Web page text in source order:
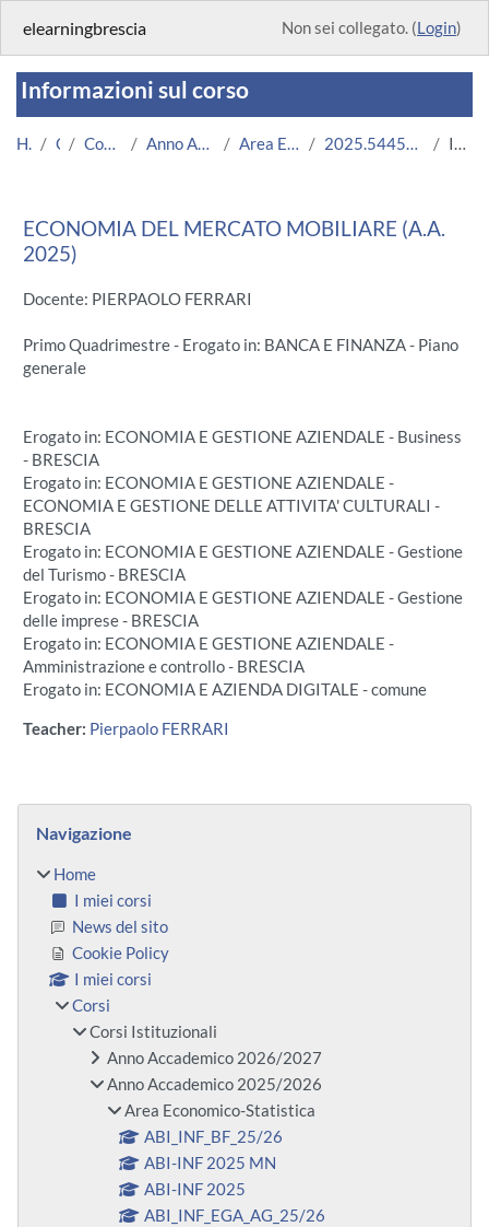
elearningbrescia Non sei collegato. (Login)
Informazioni sul corso
Home Corsi Corsi Istituzionali Anno Accademico 2025/2026 Area Economico-Statistica 2025.54454.2019.22.702776.N0_22077 Introduzione
ECONOMIA DEL MERCATO MOBILIARE (A.A.
2025)
Docente: PIERPAOLO FERRARI
Primo Quadrimestre - Erogato in: BANCA E FINANZA - Piano
generale
Erogato in: ECONOMIA E GESTIONE AZIENDALE - Business
- BRESCIA
Erogato in: ECONOMIA E GESTIONE AZIENDALE -
ECONOMIA E GESTIONE DELLE ATTIVITA' CULTURALI -
BRESCIA
Erogato in: ECONOMIA E GESTIONE AZIENDALE - Gestione
del Turismo - BRESCIA
Erogato in: ECONOMIA E GESTIONE AZIENDALE - Gestione
delle imprese - BRESCIA
Erogato in: ECONOMIA E GESTIONE AZIENDALE -
Amministrazione e controllo - BRESCIA
Erogato in: ECONOMIA E AZIENDA DIGITALE - comune
Teacher: Pierpaolo FERRARI
Blocchi
Navigazione
Home
I miei corsi
News del sito
Cookie Policy
I miei corsi
Corsi
Corsi Istituzionali
Anno Accademico 2026/2027
Anno Accademico 2025/2026
Area Economico-Statistica
ABI_INF_BF_25/26
ABI-INF 2025 MN
ABI-INF 2025
ABI_INF_EGA_AG_25/26